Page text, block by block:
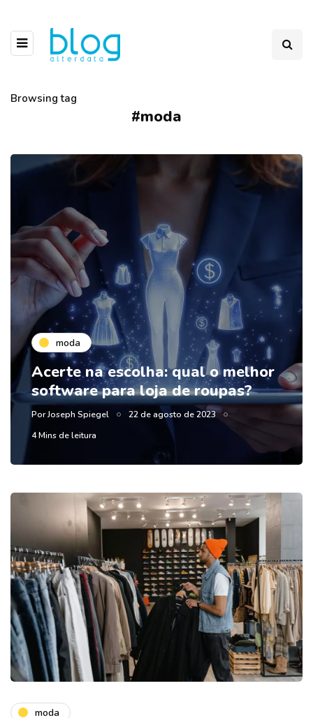
Browsing tag
#moda
moda
Acerte na escolha: qual o melhor
software para loja de roupas?
PorJoseph Spiegel
22 de agosto de 2023
4 Mins de leitura
moda